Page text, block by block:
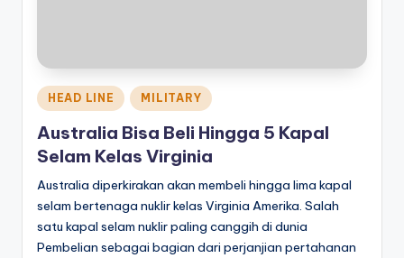
Posted
in
HEAD LINE MILITARY
Australia Bisa Beli Hingga 5 Kapal
Selam Kelas Virginia
Australia diperkirakan akan membeli hingga lima kapal
selam bertenaga nuklir kelas Virginia Amerika. Salah
satu kapal selam nuklir paling canggih di dunia
Pembelian sebagai bagian dari perjanjian pertahanan